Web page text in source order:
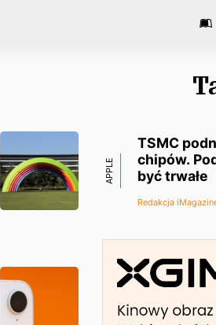
APPLE
TSMC
chipów.
być trwałe
Redakcja